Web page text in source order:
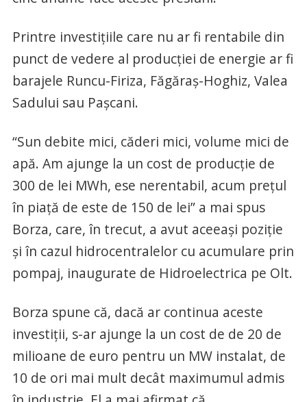
Printre investiţiile care nu ar fi rentabile din
punct de vedere al producţiei de energie ar fi
barajele Runcu-Firiza, Făgăraş-Hoghiz, Valea
Sadului sau Paşcani.
“Sun debite mici, căderi mici, volume mici de
apă. Am ajunge la un cost de producţie de
300 de lei MWh, ese nerentabil, acum preţul
în piaţă de este de 150 de lei” a mai spus
Borza, care, în trecut, a avut aceeaşi poziţie
şi în cazul hidrocentralelor cu acumulare prin
pompaj, inaugurate de Hidroelectrica pe Olt.
Borza spune că, dacă ar continua aceste
investiţii, s-ar ajunge la un cost de de 20 de
milioane de euro pentru un MW instalat, de
10 de ori mai mult decât maximumul admis